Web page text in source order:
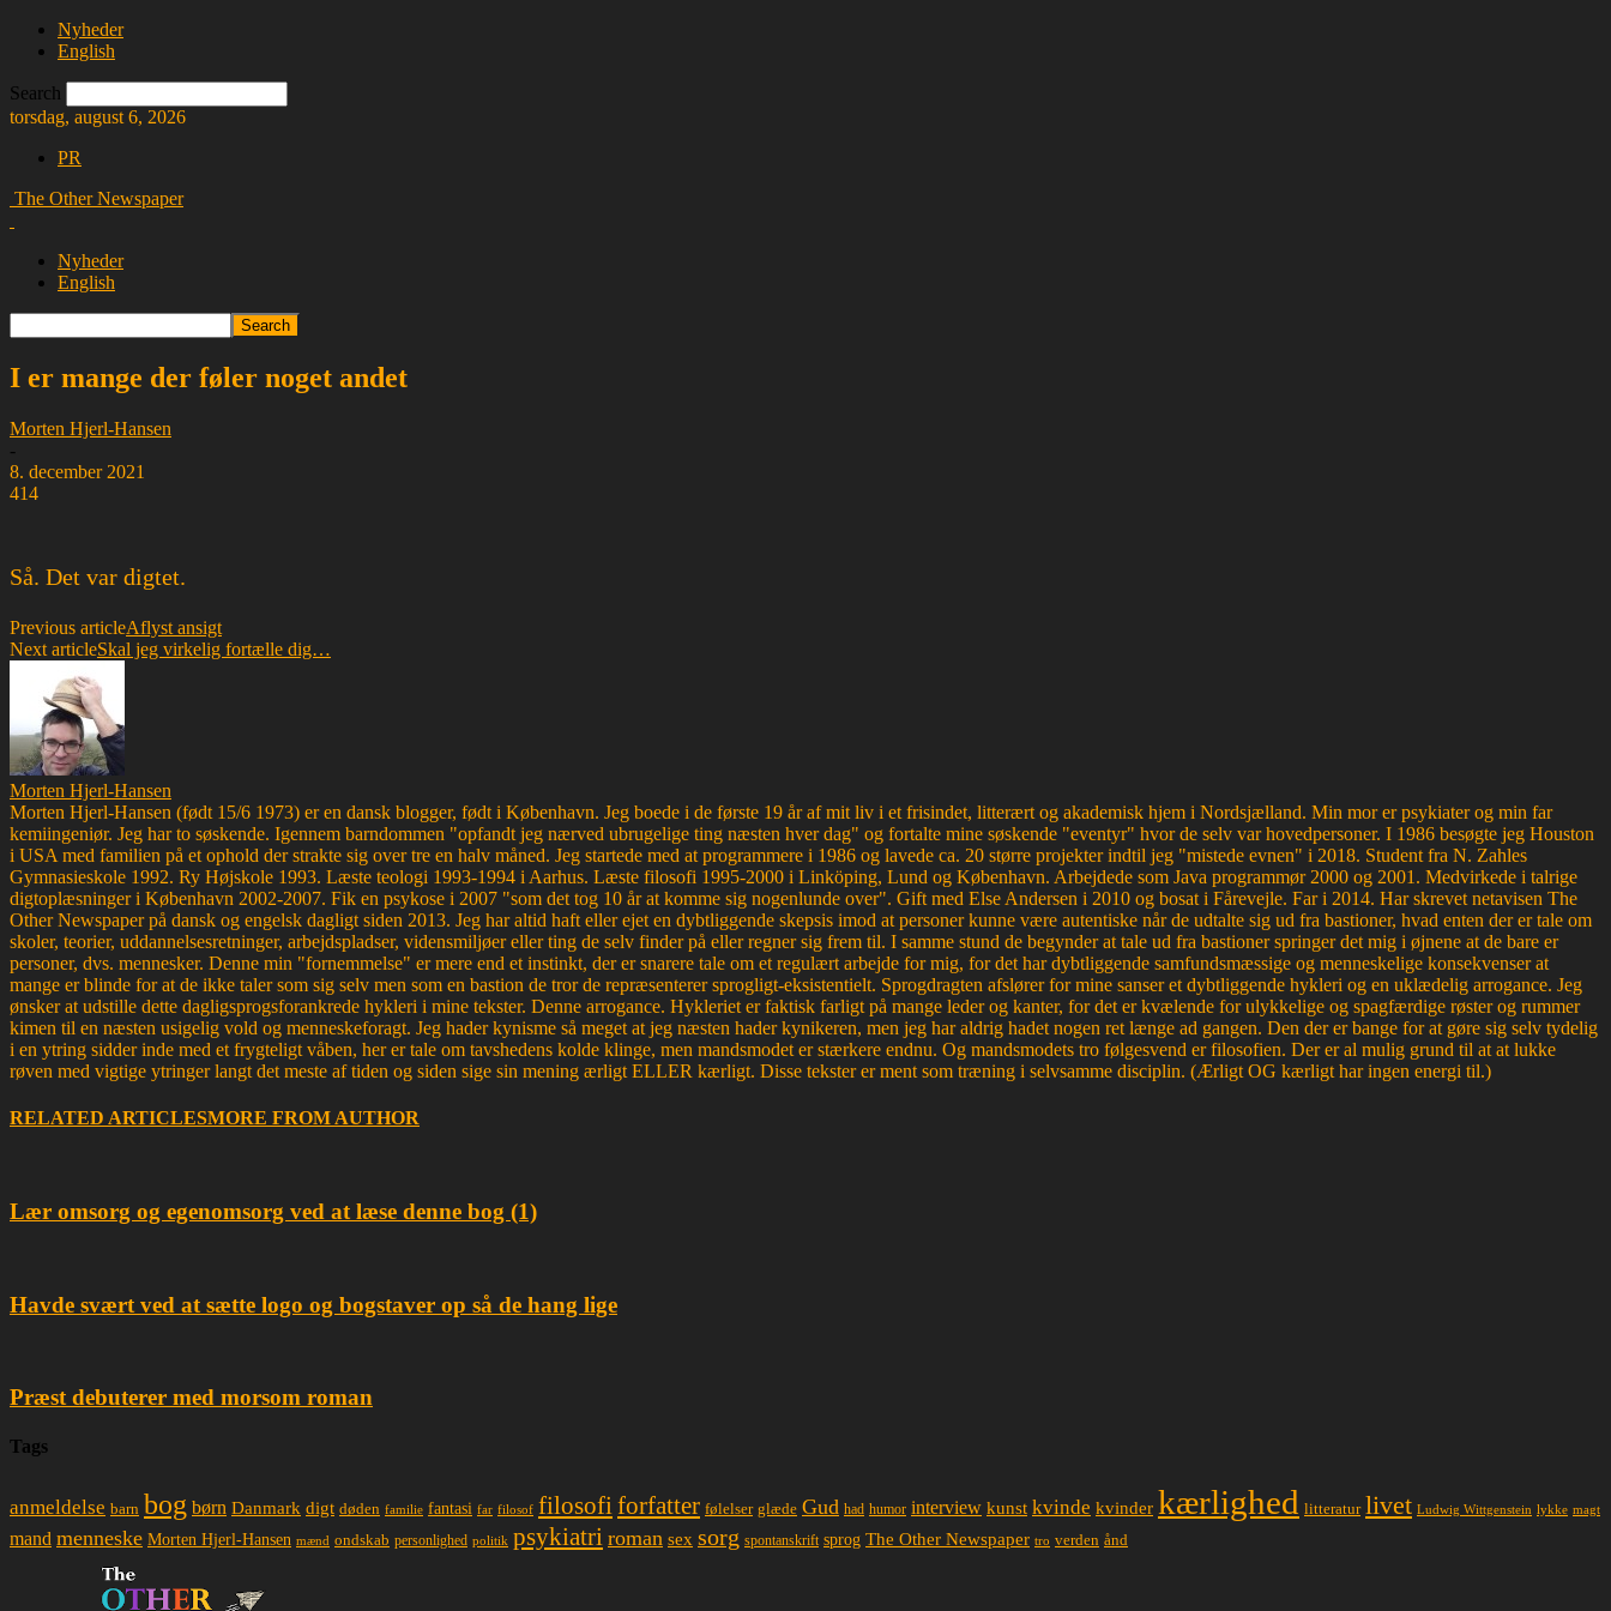
Nyheder
English
Search
torsdag, august 6, 2026
PR
The Other Newspaper
Nyheder
English
I er mange der føler noget andet
Morten Hjerl-Hansen
-
8. december 2021
414
Så. Det var digtet.
Previous articleAflyst ansigt
Next articleSkal jeg virkelig fortælle dig…
Morten Hjerl-Hansen
Morten Hjerl-Hansen (født 15/6 1973) er en dansk blogger, født i København. Jeg boede i de første 19 år af mit liv i et frisindet, litterært og akademisk hjem i Nordsjælland. Min mor er psykiater og min far
kemiingeniør. Jeg har to søskende. Igennem barndommen "opfandt jeg nærved ubrugelige ting næsten hver dag" og fortalte mine søskende "eventyr" hvor de selv var hovedpersoner. I 1986 besøgte jeg Houston
i USA med familien på et ophold der strakte sig over tre en halv måned. Jeg startede med at programmere i 1986 og lavede ca. 20 større projekter indtil jeg "mistede evnen" i 2018. Student fra N. Zahles
Gymnasieskole 1992. Ry Højskole 1993. Læste teologi 1993-1994 i Aarhus. Læste filosofi 1995-2000 i Linköping, Lund og København. Arbejdede som Java programmør 2000 og 2001. Medvirkede i talrige
digtoplæsninger i København 2002-2007. Fik en psykose i 2007 "som det tog 10 år at komme sig nogenlunde over". Gift med Else Andersen i 2010 og bosat i Fårevejle. Far i 2014. Har skrevet netavisen The
Other Newspaper på dansk og engelsk dagligt siden 2013. Jeg har altid haft eller ejet en dybtliggende skepsis imod at personer kunne være autentiske når de udtalte sig ud fra bastioner, hvad enten der er tale om
skoler, teorier, uddannelsesretninger, arbejdspladser, vidensmiljøer eller ting de selv finder på eller regner sig frem til. I samme stund de begynder at tale ud fra bastioner springer det mig i øjnene at de bare er
personer, dvs. mennesker. Denne min "fornemmelse" er mere end et instinkt, der er snarere tale om et regulært arbejde for mig, for det har dybtliggende samfundsmæssige og menneskelige konsekvenser at
mange er blinde for at de ikke taler som sig selv men som en bastion de tror de repræsenterer sprogligt-eksistentielt. Sprogdragten afslører for mine sanser et dybtliggende hykleri og en uklædelig arrogance. Jeg
ønsker at udstille dette dagligsprogsforankrede hykleri i mine tekster. Denne arrogance. Hykleriet er faktisk farligt på mange leder og kanter, for det er kvælende for ulykkelige og spagfærdige røster og rummer
kimen til en næsten usigelig vold og menneskeforagt. Jeg hader kynisme så meget at jeg næsten hader kynikeren, men jeg har aldrig hadet nogen ret længe ad gangen. Den der er bange for at gøre sig selv tydelig
i en ytring sidder inde med et frygteligt våben, her er tale om tavshedens kolde klinge, men mandsmodet er stærkere endnu. Og mandsmodets tro følgesvend er filosofien. Der er al mulig grund til at at lukke
røven med vigtige ytringer langt det meste af tiden og siden sige sin mening ærligt ELLER kærligt. Disse tekster er ment som træning i selvsamme disciplin. (Ærligt OG kærligt har ingen energi til.)
RELATED ARTICLESMORE FROM AUTHOR
Lær omsorg og egenomsorg ved at læse denne bog (1)
Havde svært ved at sætte logo og bogstaver op så de hang lige
Præst debuterer med morsom roman
Tags
anmeldelse barn bog børn Danmark digt døden familie fantasi far filosof filosofiforfatter følelser glæde Gud had humor interview kunst kvinde kvinder kærlighed litteratur livet Ludwig Wittgenstein lykke magt
mand menneske Morten Hjerl-Hansen mænd ondskab personlighed politik psykiatri roman sex sorg spontanskrift sprog The Other Newspaper tro verden ånd